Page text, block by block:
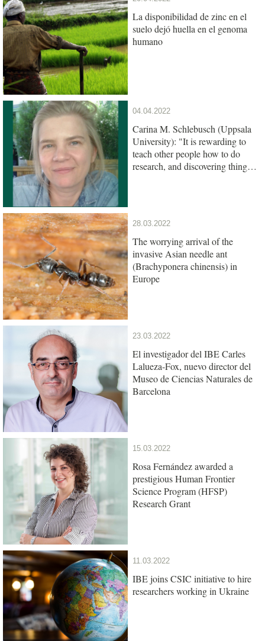
La disponibilidad de zinc en el
suelo dejó huella en el genoma
humano
04.04.2022
Carina M. Schlebusch (Uppsala
University): "It is rewarding to
teach other people how to do
research, and discovering things
28.03.2022
The worrying arrival of the
invasive Asian needle ant
(Brachyponera chinensis) in
Europe
23.03.2022
El investigador del IBE Carles
Lalueza-Fox, nuevo director del
Museo de Ciencias Naturales de
Barcelona
15.03.2022
Rosa Fernández awarded a
prestigious Human Frontier
Science Program (HFSP)
Research Grant
11.03.2022
IBE joins CSIC initiative to hire
researchers working in Ukraine